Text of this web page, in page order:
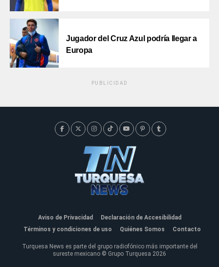
Jugador del Cruz Azul podría llegar a
Europa
PUBLICIDAD
Aviso de Privacidad
Declaración de Accesibilidad
Términos y condiciones de uso
Quiénes Somos Contacto
Turquesa News es parte del grupo radiofónico más importante del
sureste mexicano © Grupo Turquesa 2026